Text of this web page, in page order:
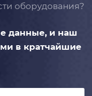
оборудования?
данные, и наш
в кратчайшие